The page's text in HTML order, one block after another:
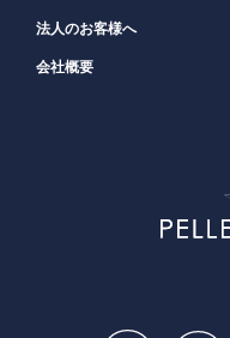
法人のお客様へ
会社概要